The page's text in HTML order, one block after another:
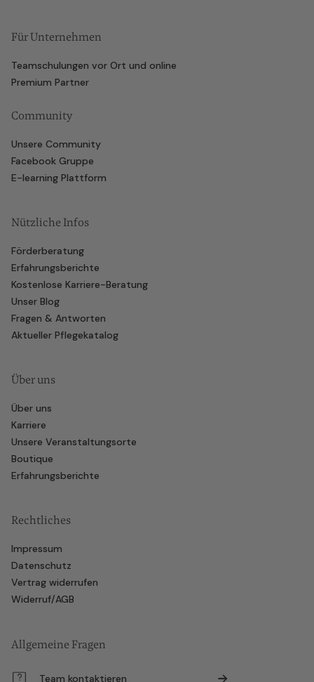
Für Unternehmen
Teamschulungen vor Ort und online
Premium Partner
Community
Unsere Community
Facebook Gruppe
E-learning Plattform
Nützliche Infos
Förderberatung
Erfahrungsberichte
Kostenlose Karriere-Beratung
Unser Blog
Fragen & Antworten
Aktueller Pflegekatalog
Über uns
Über uns
Karriere
Unsere Veranstaltungsorte
Boutique
Erfahrungsberichte
Rechtliches
Impressum
Datenschutz
Vertrag widerrufen
Widerruf/AGB
Allgemeine Fragen
Team kontaktieren